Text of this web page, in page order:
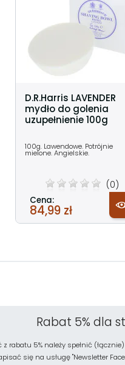
D.R.Harris LAVENDER
mydło do golenia
uzupełnienie 100g
100g. Lawendowe. Potrójnie
mielone. Angielskie.
(0)
Cena:
84,99 zł
Rabat 5% dla
rabatu 5% należy spełnić
się na usługę "Newsletter